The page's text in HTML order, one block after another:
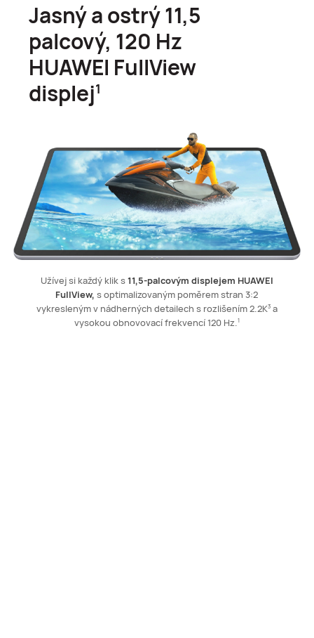
Jasný a ostrý 11,5
palcový, 120 Hz
HUAWEI FullView
displej1
Užívej si každý klik s11,5-palcovým displejem HUAWEI
FullView, s optimalizovaným poměrem stran 3:2
vykresleným v nádherných detailech s rozlišením 2.2K3a
vysokou obnovovací frekvencí 120 Hz.1